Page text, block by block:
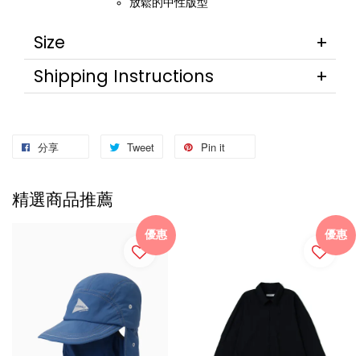
放鬆的中性版型
Size
Shipping Instructions
分享 Tweet Pin it
精選商品推薦
優惠 優惠